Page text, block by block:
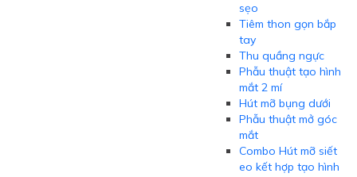
sẹo
Tiêm thon gọn bắp
tay
Thu quầng ngực
Phẫu thuật tạo hình
mắt 2 mí
Hút mỡ bụng dưới
Phẫu thuật mở góc
mắt
Combo Hút mỡ siết
eo kết hợp tạo hình